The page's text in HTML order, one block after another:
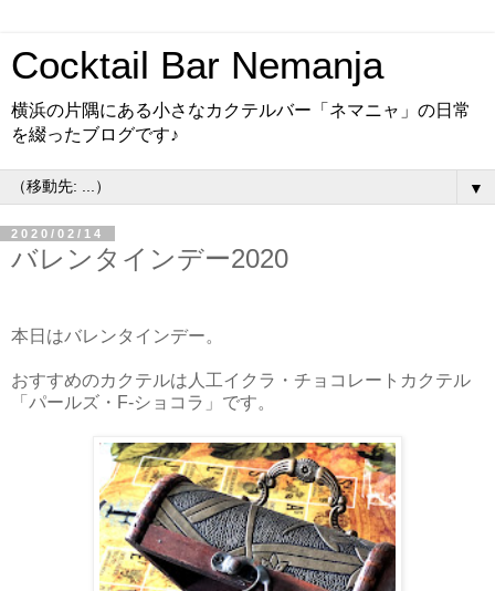
Cocktail Bar Nemanja
横浜の片隅にある小さなカクテルバー「ネマニャ」の日常
を綴ったブログです♪
▼
2020/02/14
バレンタインデー2020
本日はバレンタインデー。
おすすめのカクテルは人工イクラ・チョコレートカクテル
「パールズ・F-ショコラ」です。